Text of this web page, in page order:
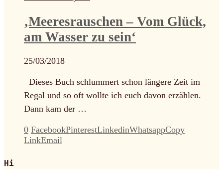
‚Meeresrauschen – Vom Glück,
am Wasser zu sein‘
25/03/2018
Dieses Buch schlummert schon längere Zeit im
Regal und so oft wollte ich euch davon erzählen.
Dann kam der …
0 FacebookPinterestLinkedinWhatsappCopy
LinkEmail
Hi